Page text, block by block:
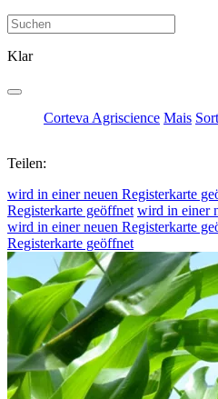
Klar
Corteva Agriscience Mais
Teilen:
wird in einer neuen Registerkarte
Registerkarte geöffnet wird in einer
wird in einer neuen Registerkarte
Registerkarte geöffnet